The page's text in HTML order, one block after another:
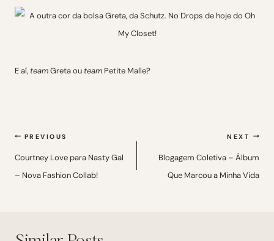
E aí, teamGreta ou team Petite Malle?
Navegação
de
Post
PREVIOUS
Courtney Love para Nasty Gal
– Nova Fashion Collab!
NEXT
Blogagem Coletiva – Álbum
Que Marcou a Minha Vida